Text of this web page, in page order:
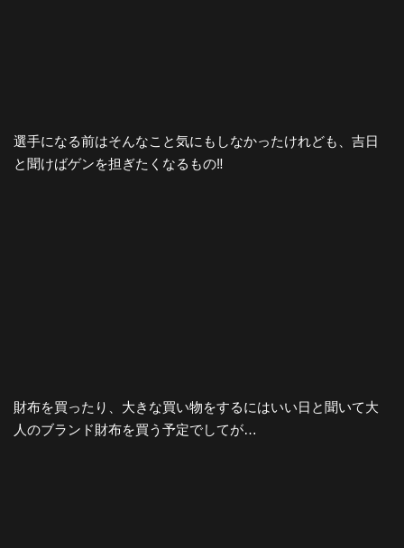
選手になる前はそんなこと気にもしなかったけれども、吉日
と聞けばゲンを担ぎたくなるもの‼️
財布を買ったり、大きな買い物をするにはいい日と聞いて大
人のブランド財布を買う予定でしてが…